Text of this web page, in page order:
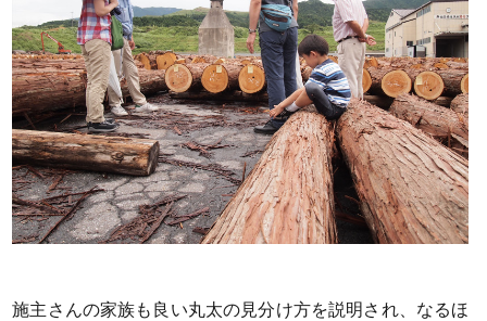
施主さんの家族も良い丸太の見分け方を説明され、なるほ